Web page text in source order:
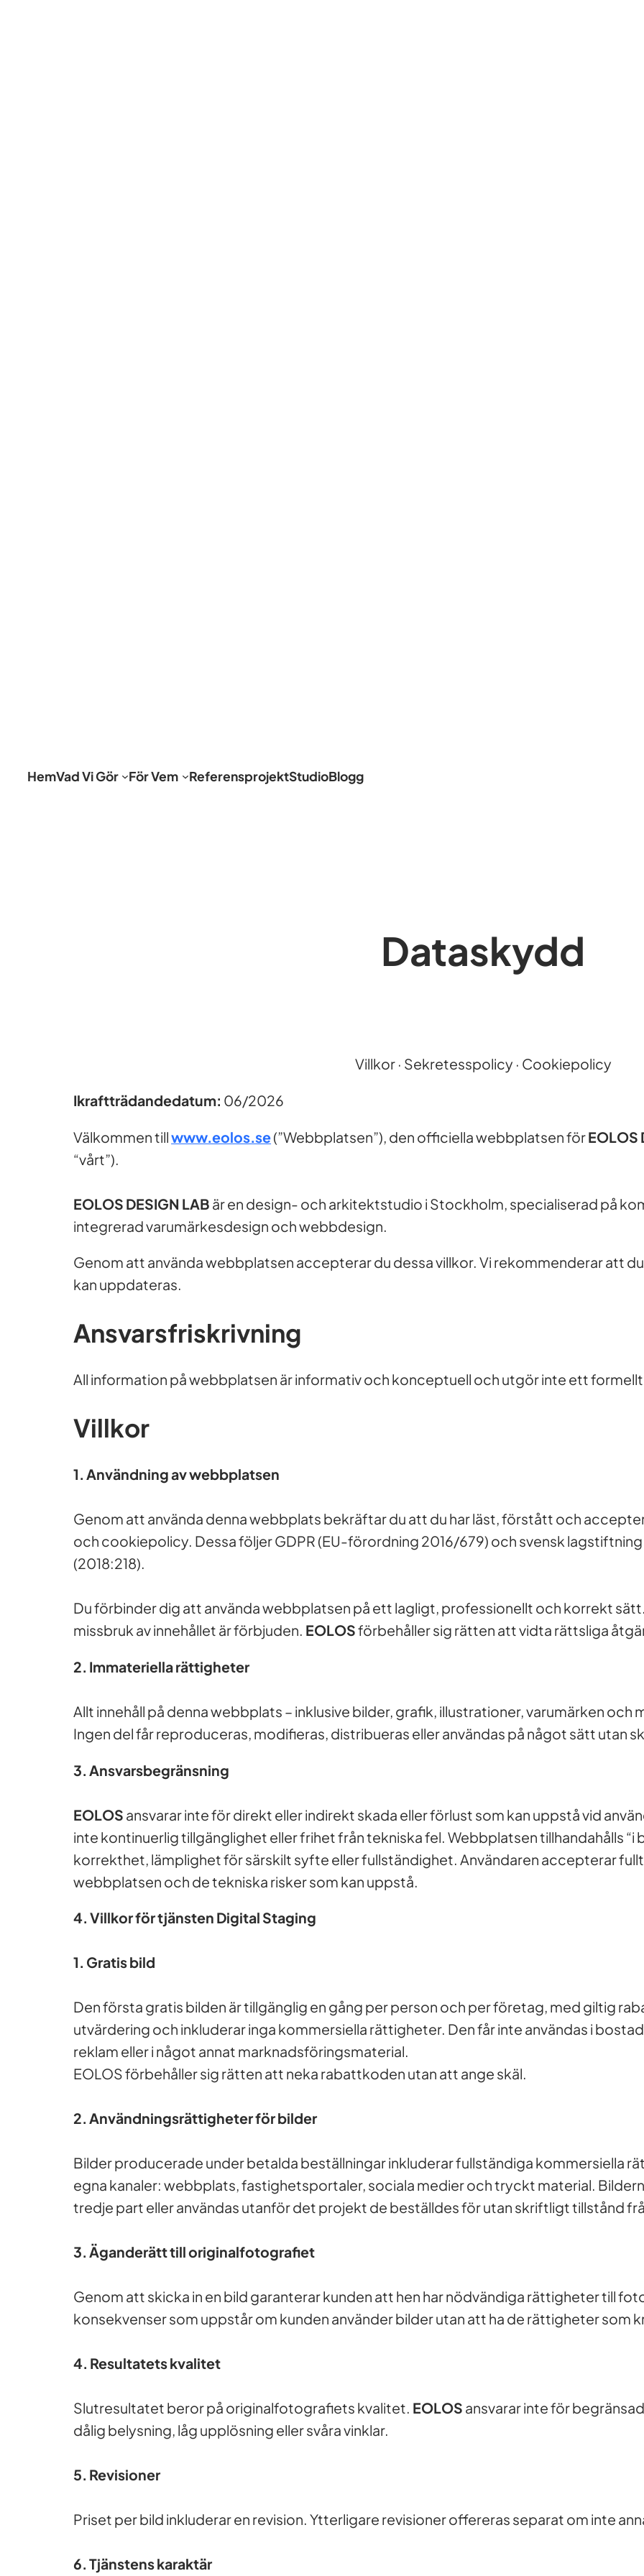
HemVad Vi Gör För Vem ReferensprojektStudioBlogg
Dataskydd
Villkor · Sekretesspolicy · Cookiepolicy
Ikraftträdandedatum: 06/2026
Välkommen tillwww.eolos.se(”Webbplatsen”), den officiella webbplatsen förEOLOS
“vårt”).
EOLOS DESIGN LAB är en design- och arkitektstudio i Stockholm, specialiserad på
integrerad varumärkesdesign och webbdesign.
Genom att använda webbplatsen accepterar du dessa villkor. Vi rekommenderar att
kan uppdateras.
Ansvarsfriskrivning
All information på webbplatsen är informativ och konceptuell och utgör inte ett
Villkor
1. Användning av webbplatsen
Genom att använda denna webbplats bekräftar du att du har läst, förstått och
och cookiepolicy. Dessa följer GDPR (EU-förordning 2016/679) och svensk
(2018:218).
Du förbinder dig att använda webbplatsen på ett lagligt, professionellt och korrekt
missbruk av innehållet är förbjuden. EOLOSförbehåller sig rätten att vidta rättsliga
2. Immateriella rättigheter
Allt innehåll på denna webbplats – inklusive bilder, grafik, illustrationer, varumärken och
Ingen del får reproduceras, modifieras, distribueras eller användas på något sätt utan
3. Ansvarsbegränsning
EOLOS ansvarar inte för direkt eller indirekt skada eller förlust som kan uppstå vid
inte kontinuerlig tillgänglighet eller frihet från tekniska fel. Webbplatsen tillhandahålls “i
korrekthet, lämplighet för särskilt syfte eller fullständighet. Användaren accepterar fullt
webbplatsen och de tekniska risker som kan uppstå.
4. Villkor för tjänsten Digital Staging
1. Gratis bild
Den första gratis bilden är tillgänglig en gång per person och per företag, med giltig
utvärdering och inkluderar inga kommersiella rättigheter. Den får inte användas i
reklam eller i något annat marknadsföringsmaterial.
EOLOS förbehåller sig rätten att neka rabattkoden utan att ange skäl.
2. Användningsrättigheter för bilder
Bilder producerade under betalda beställningar inkluderar fullständiga kommersiella
egna kanaler: webbplats, fastighetsportaler, sociala medier och tryckt material.
tredje part eller användas utanför det projekt de beställdes för utan skriftligt tillstånd
3. Äganderätt till originalfotografiet
Genom att skicka in en bild garanterar kunden att hen har nödvändiga rättigheter till
konsekvenser som uppstår om kunden använder bilder utan att ha de rättigheter som
4. Resultatets kvalitet
Slutresultatet beror på originalfotografiets kvalitet. EOLOS ansvarar inte för
dålig belysning, låg upplösning eller svåra vinklar.
5. Revisioner
Priset per bild inkluderar en revision. Ytterligare revisioner offereras separat om inte
6. Tjänstens karaktär